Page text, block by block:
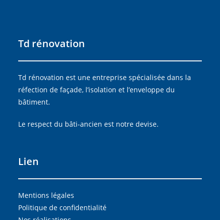
Td rénovation
Td rénovation est une entreprise spécialisée dans la
réfection de façade, l’isolation et l’enveloppe du
bâtiment.
Le respect du bâti-ancien est notre devise.
Lien
Mentions légales
Politique de confidentialité